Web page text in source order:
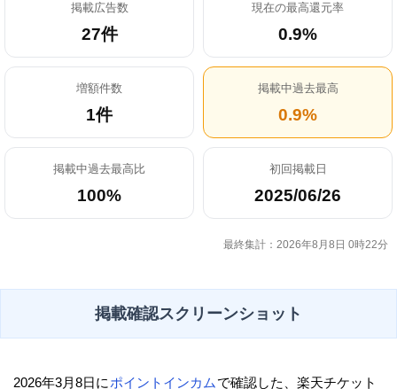
掲載広告数
27件
現在の最高還元率
0.9%
増額件数
1件
掲載中過去最高
0.9%
掲載中過去最高比
100%
初回掲載日
2025/06/26
最終集計：2026年8月8日 0時22分
掲載確認スクリーンショット
2026年3月8日に ポイントインカム で確認した、楽天チケット